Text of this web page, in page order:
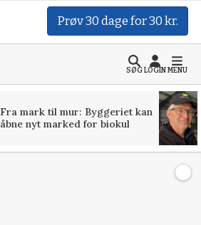
Prøv 30 dage for 30 kr.
SØGLOGINMENU
Fra mark til mur: Byggeriet kan
åbne nyt marked for biokul